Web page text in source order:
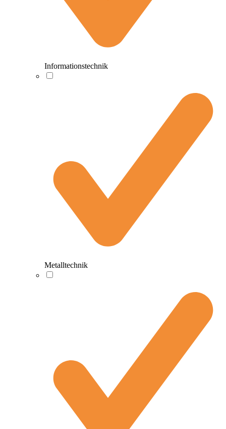
Informationstechnik
Metalltechnik